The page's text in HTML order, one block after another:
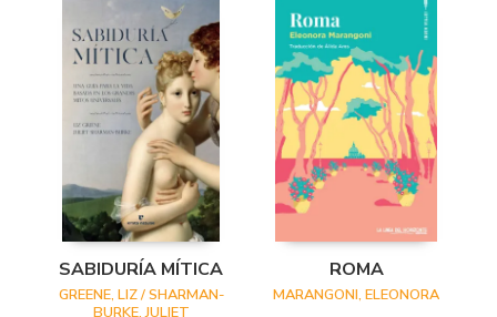
SABIDURÍA MÍTICA
GREENE, LIZ / SHARMAN-
BURKE, JULIET
ROMA
MARANGONI, ELEONORA